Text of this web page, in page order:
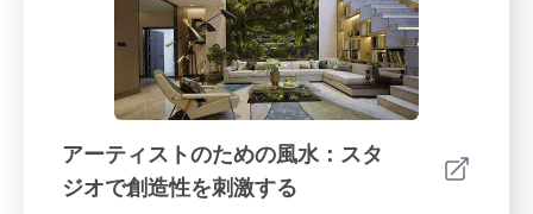
アーティストのための風水：スタ
ジオで創造性を刺激する